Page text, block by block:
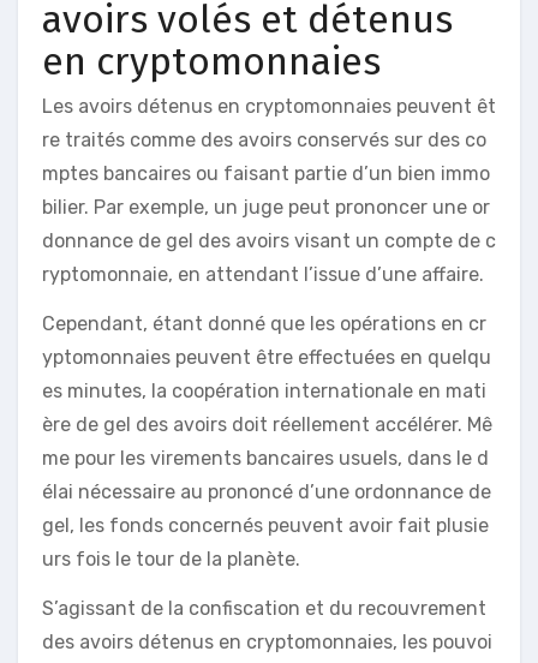
avoirs volés et détenus
en cryptomonnaies
Les avoirs détenus en cryptomonnaies peuvent êt
re traités comme des avoirs conservés sur des co
mptes bancaires ou faisant partie d’un bien immo
bilier. Par exemple, un juge peut prononcer une or
donnance de gel des avoirs visant un compte de c
ryptomonnaie, en attendant l’issue d’une affaire.
Cependant, étant donné que les opérations en cr
yptomonnaies peuvent être effectuées en quelqu
es minutes, la coopération internationale en mati
ère de gel des avoirs doit réellement accélérer. Mê
me pour les virements bancaires usuels, dans le d
élai nécessaire au prononcé d’une ordonnance de
gel, les fonds concernés peuvent avoir fait plusie
urs fois le tour de la planète.
S’agissant de la confiscation et du recouvrement
des avoirs détenus en cryptomonnaies, les pouvoi